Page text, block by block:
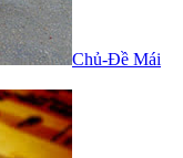
Chủ-Đề Mái